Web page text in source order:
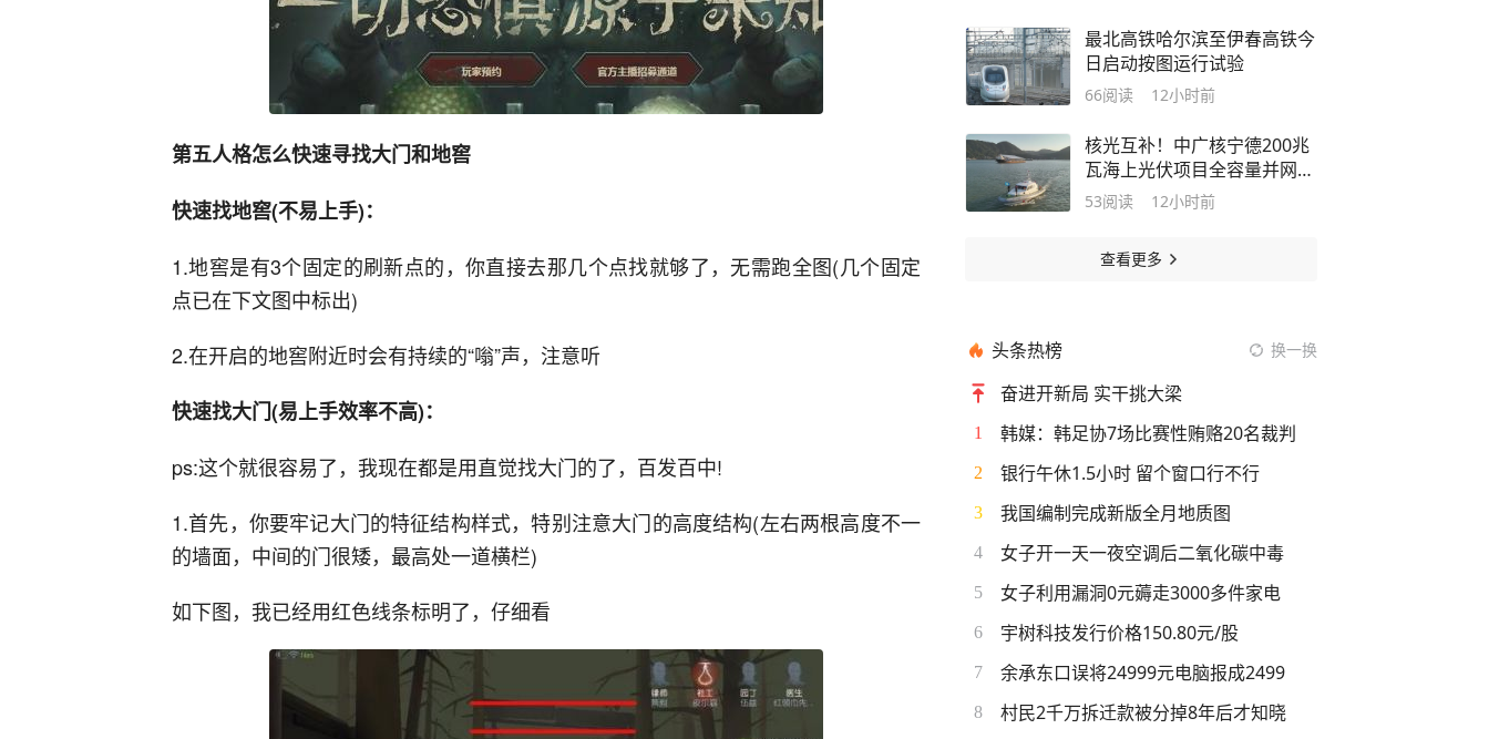
第五人格怎么快速寻找大门和地窖
快速找地窖(不易上手)：
1.地窖是有3个固定的刷新点的，你直接去那几个点找就够了，无需跑全图(几个固定
点已在下文图中标出)
2.在开启的地窖附近时会有持续的“嗡”声，注意听
快速找大门(易上手效率不高)：
ps:这个就很容易了，我现在都是用直觉找大门的了，百发百中!
1.首先，你要牢记大门的特征结构样式，特别注意大门的高度结构(左右两根高度不一
的墙面，中间的门很矮，最高处一道横栏)
如下图，我已经用红色线条标明了，仔细看
最北高铁哈尔滨至伊春高铁今
日启动按图运行试验
66阅读 12小时前
核光互补！中广核宁德200兆
瓦海上光伏项目全容量并网发
电
53阅读 12小时前
查看更多
头条热榜 换一换
奋进开新局 实干挑大梁
1 韩媒：韩足协7场比赛性贿赂20名裁判
2 银行午休1.5小时 留个窗口行不行
3 我国编制完成新版全月地质图
4 女子开一天一夜空调后二氧化碳中毒
5 女子利用漏洞0元薅走3000多件家电
6 宇树科技发行价格150.80元/股
7 余承东口误将24999元电脑报成2499
8 村民2千万拆迁款被分掉8年后才知晓